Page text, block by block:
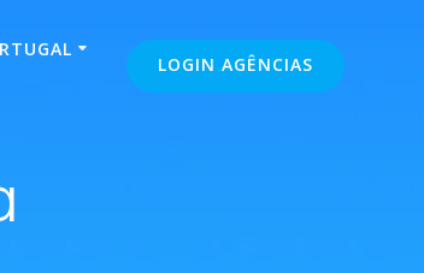
LOGIN AGÊNCIAS